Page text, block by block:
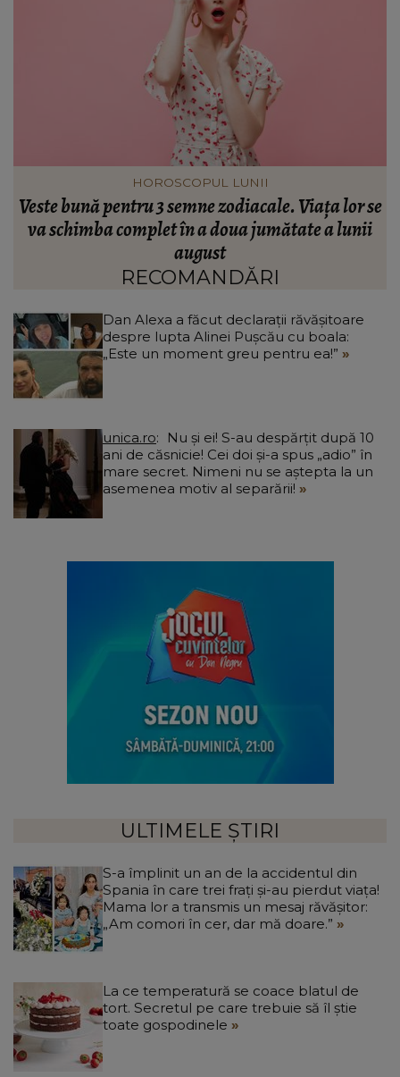
INFORMATIILE ZILEI
S-a împlinit un an de la accidentul din Spania în
care trei frați și-au pierdut viața! Mama lor a
transmis un mesaj răvășitor: „Am comori în cer,
dar mă doare.”
RECOMANDĂRI
Dan Alexa a făcut declarații răvășitoare
despre lupta Alinei Pușcău cu boala:
„Este un moment greu pentru ea!”
unica.ro
ani de căsnicie! Cei doi și-a spus „adio” în
mare secret. Nimeni nu se aștepta la un
asemenea motiv al separării!
ULTIMELE ȘTIRI
S-a împlinit un an de la accidentul din
Spania în care trei frați și-au pierdut viața!
Mama lor a transmis un mesaj răvășitor:
„Am comori în cer, dar mă doare.”
La ce temperatură se coace blatul de
tort. Secretul pe care trebuie să îl știe
toate gospodinele